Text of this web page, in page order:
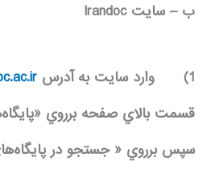
ب – سايتIrandoc
1) وارد سايت به آدرس
قسمت بالاي صفحه برروي
سپس برروي « جستجو در